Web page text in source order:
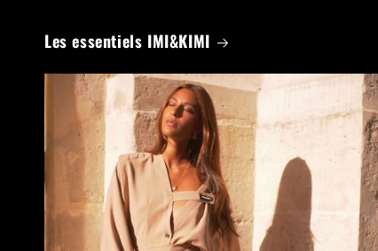
Les essentiels IMI&KIMI